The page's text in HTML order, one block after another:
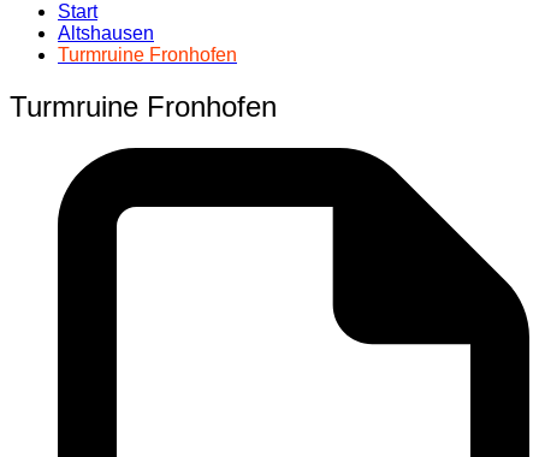
Start
Altshausen
Turmruine Fronhofen
Turmruine Fronhofen